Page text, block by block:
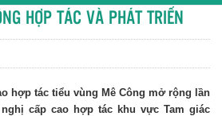
HỢP TÁC VÀ PHÁT TRIỂN
hợp tác tiểu vùng Mê Công mở rộng lần
cấp cao hợp tác khu vực Tam giác